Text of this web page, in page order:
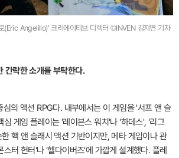
(Eric Angelillo)' 크리에이티브 디렉터 ©INVEN 김지연 기자
간략한 소개를 부탁한다.
심의 액션 RPG다. 내부에서는 이 게임을 '서프 앤 슬
심 게임 플레이는 '레이븐스 워치'나 '하데스', '리그
핵 앤 슬래시 액션 기반이지만, 메타 게임이나 관
스터 헌터'나 '헬다이버즈'에 가깝게 설계했다. 플레